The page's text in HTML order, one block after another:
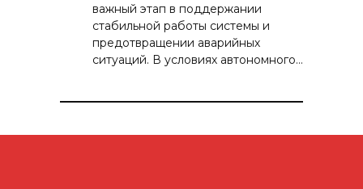
важный этап в поддержании
стабильной работы системы и
предотвращении аварийных
ситуаций. В условиях автономного…